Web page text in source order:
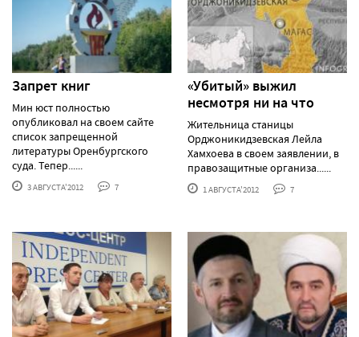
Запрет книг
Мин юст полностью
опубликовал на своем сайте
список запрещенной
литературы Оренбургского
суда. Тепер......
3 АВГУСТА'2012 7
«Убитый» выжил
несмотря ни на что
Жительница станицы
Орджоникидзевская Лейла
Хамхоева в своем заявлении, в
правозащитные организа......
1 АВГУСТА'2012 7